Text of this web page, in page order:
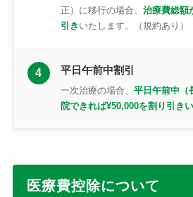
正）に移行の場合、 治療費総額
引き いたします。（規約あり）
4 平日午前中割引
一次治療の場合、 平日午前中（
院できれば¥50,000を割り引きい
医療費控除について